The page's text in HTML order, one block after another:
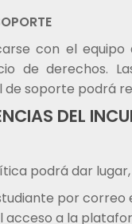
con el
de derechos.
soporte podrá
DEL
podrá dar
por correo
acceso a la